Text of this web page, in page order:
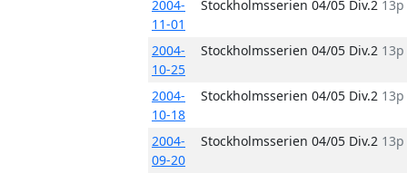
2004-
11-01
Stockholmsserien 04/05 Div.2 13p
2004-
10-25
Stockholmsserien 04/05 Div.2 13p
2004-
10-18
Stockholmsserien 04/05 Div.2 13p
2004-
09-20
Stockholmsserien 04/05 Div.2 13p